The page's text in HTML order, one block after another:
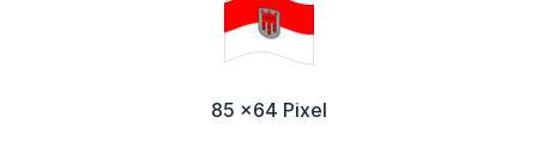
85 x64 Pixel